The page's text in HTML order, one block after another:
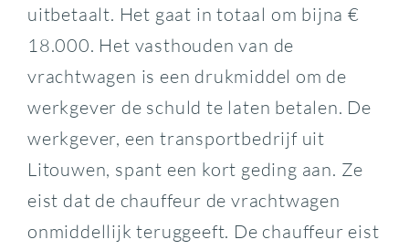
uitbetaalt. Het gaat in totaal om bijna €
18.000. Het vasthouden van de
vrachtwagen is een drukmiddel om de
werkgever de schuld te laten betalen. De
werkgever, een transportbedrijf uit
Litouwen, spant een kort geding aan. Ze
eist dat de chauffeur de vrachtwagen
onmiddellijk teruggeeft. De chauffeur eist